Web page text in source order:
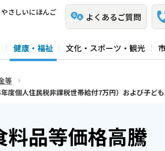
やさしいにほんご よくあるご質問
健康・福祉 文化・スポーツ・観光
等
度個人住民税非課税世帯給付7万円）および子ど
料品等価格高騰